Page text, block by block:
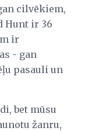
cilvēkiem,
Hunt ir 36
ir
- gan
pasauli un
bet mūsu
žanru,